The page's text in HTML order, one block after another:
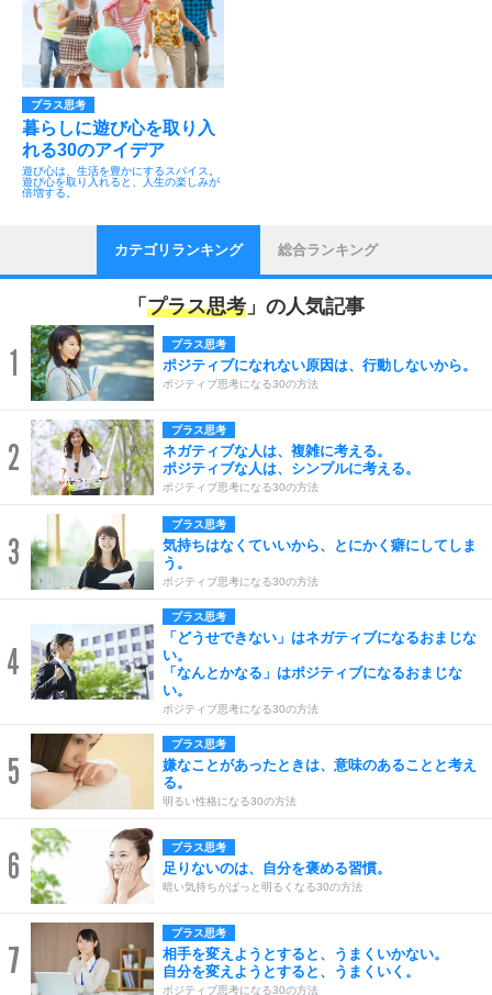
プラス思考
暮らしに遊び心を取り入
れる30のアイデア
遊び心は、生活を豊かにするスパイス。
遊び心を取り入れると、人生の楽しみが
倍増する。
カテゴリランキング 総合ランキング
「 プラス思考 」の人気記事
1 プラス思考
ポジティブになれない原因は、行動しないから。
ポジティブ思考になる30の方法
2
プラス思考
ネガティブな人は、複雑に考える。
ポジティブな人は、シンプルに考える。
ポジティブ思考になる30の方法
3
プラス思考
気持ちはなくていいから、とにかく癖にしてしま
う。
ポジティブ思考になる30の方法
4
プラス思考
「どうせできない」はネガティブになるおまじな
い。
「なんとかなる」はポジティブになるおまじな
い。
ポジティブ思考になる30の方法
5
プラス思考
嫌なことがあったときは、意味のあることと考え
る。
明るい性格になる30の方法
6 プラス思考
足りないのは、自分を褒める習慣。
暗い気持ちがぱっと明るくなる30の方法
7
プラス思考
相手を変えようとすると、うまくいかない。
自分を変えようとすると、うまくいく。
ポジティブ思考になる30の方法